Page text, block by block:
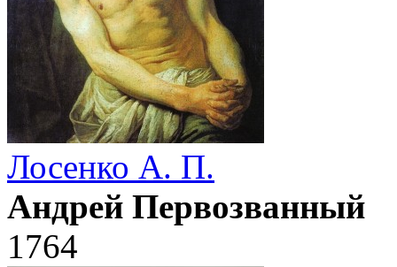
Лосенко А. П.
Андрей Первозванный
1764